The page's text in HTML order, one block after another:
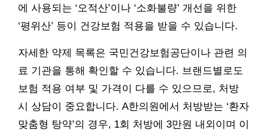
에 사용되는 ‘오적산’이나 ‘소화불량’ 개선을 위한
‘평위산’ 등이 건강보험 적용을 받을 수 있습니다.
자세한 약제 목록은 국민건강보험공단이나 관련 의
료 기관을 통해 확인할 수 있습니다. 브랜드별로도
보험 적용 여부 및 가격이 다를 수 있으므로, 처방
시 상담이 중요합니다. A한의원에서 처방받는 ‘환자
맞춤형 탕약’의 경우, 1회 처방에 3만원 내외이며 이